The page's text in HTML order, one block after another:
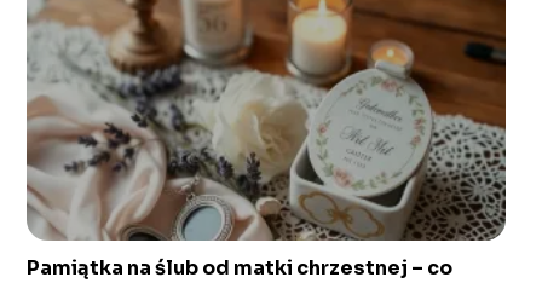
Pamiątka na ślub od matki chrzestnej – co